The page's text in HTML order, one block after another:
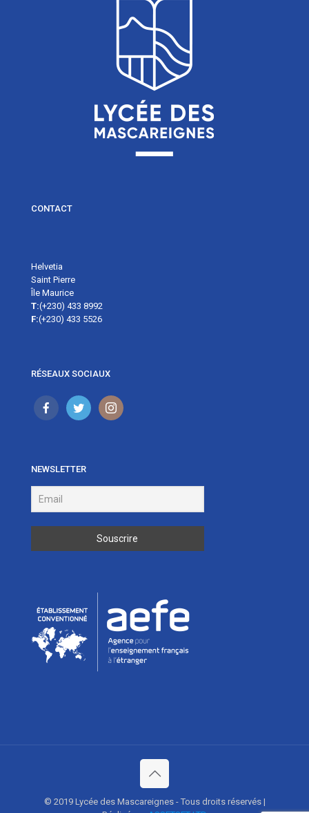
CONTACT
Helvetia
Saint Pierre
Île Maurice
T:(+230) 433 8992
F:(+230) 433 5526
RÉSEAUX SOCIAUX
NEWSLETTER
© 2019 Lycée des Mascareignes - Tous droits réservés |